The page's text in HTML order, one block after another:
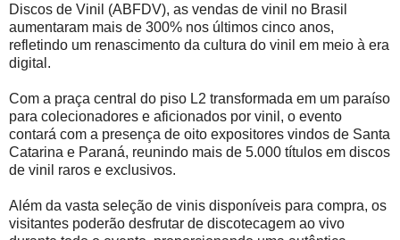
Discos de Vinil (ABFDV), as vendas de vinil no Brasil
aumentaram mais de 300% nos últimos cinco anos,
refletindo um renascimento da cultura do vinil em meio à era
digital.
Com a praça central do piso L2 transformada em um paraíso
para colecionadores e aficionados por vinil, o evento
contará com a presença de oito expositores vindos de Santa
Catarina e Paraná, reunindo mais de 5.000 títulos em discos
de vinil raros e exclusivos.
Além da vasta seleção de vinis disponíveis para compra, os
visitantes poderão desfrutar de discotecagem ao vivo